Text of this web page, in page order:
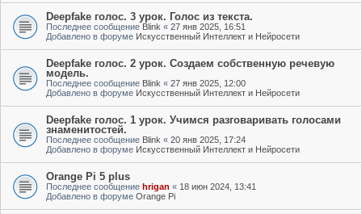
Deepfake голос. 3 урок. Голос из текста.
Последнее сообщение Blink « 27 янв 2025, 16:51
Добавлено в форуме Искусственный Интеллект и Нейросети
Deepfake голос. 2 урок. Создаем собственную речевую
модель.
Последнее сообщение Blink « 27 янв 2025, 12:00
Добавлено в форуме Искусственный Интеллект и Нейросети
Deepfake голос. 1 урок. Учимся разговаривать голосами
знаменитостей.
Последнее сообщение Blink « 20 янв 2025, 17:24
Добавлено в форуме Искусственный Интеллект и Нейросети
Orange Pi 5 plus
Последнее сообщение hrigan « 18 июн 2024, 13:41
Добавлено в форуме Orange Pi